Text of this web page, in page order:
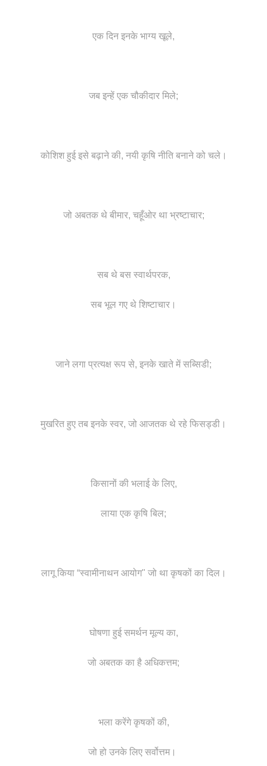
एक दिन इनके भाग्य खूले,
जब इन्हें एक चौकीदार मिले;
कोशिश हुई इसे बढ़ाने की, नयी कृषि नीति बनाने को चले।
जो अबतक थे बीमार, चहूँओर था भ्रष्टाचार;
सब थे बस स्वार्थपरक,
सब भूल गए थे शिष्टाचार।
जाने लगा प्रत्यक्ष रूप से, इनके खाते में सब्सिडी;
मुखरित हुए तब इनके स्वर, जो आजतक थे रहे फिसड्डी।
किसानों की भलाई के लिए,
लाया एक कृषि बिल;
लागू किया “स्वामीनाथन आयोग" जो था कृषकों का दिल।
घोषणा हुई समर्थन मूल्य का,
जो अबतक का है अधिकत्तम;
भला करेंगे कृषकों की,
जो हो उनके लिए सर्वोत्तम।